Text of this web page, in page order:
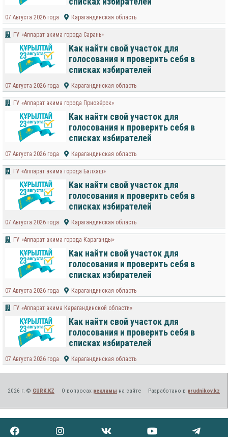
07 Августа 2026 года Карагандинская область
ГУ «Аппарат акима города Сарань»
Как найти свой участок для
голосования и проверить себя в
списках избирателей
07 Августа 2026 года Карагандинская область
ГУ «Аппарат акима города Приозёрск»
Как найти свой участок для
голосования и проверить себя в
списках избирателей
07 Августа 2026 года Карагандинская область
ГУ «Аппарат акима города Балхаш»
Как найти свой участок для
голосования и проверить себя в
списках избирателей
07 Августа 2026 года Карагандинская область
ГУ «Аппарат акима города Караганды»
Как найти свой участок для
голосования и проверить себя в
списках избирателей
07 Августа 2026 года Карагандинская область
ГУ «Аппарат акима Карагандинской области»
Как найти свой участок для
голосования и проверить себя в
списках избирателей
07 Августа 2026 года Карагандинская область
2026 г. © GURK.KZ О вопросах рекламы на сайте Разработано в prudnikov.kz